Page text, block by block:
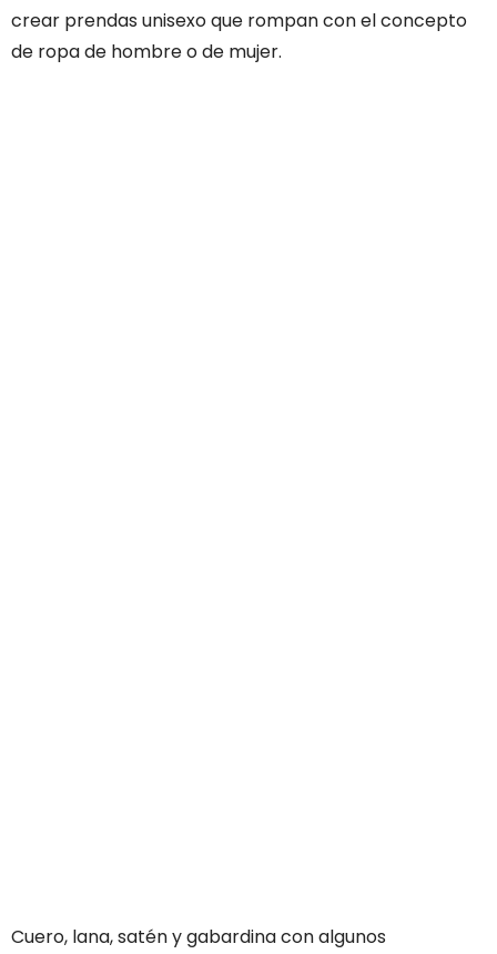
crear prendas unisexo que rompan con el concepto
de ropa de hombre o de mujer.
Cuero, lana, satén y gabardina con algunos